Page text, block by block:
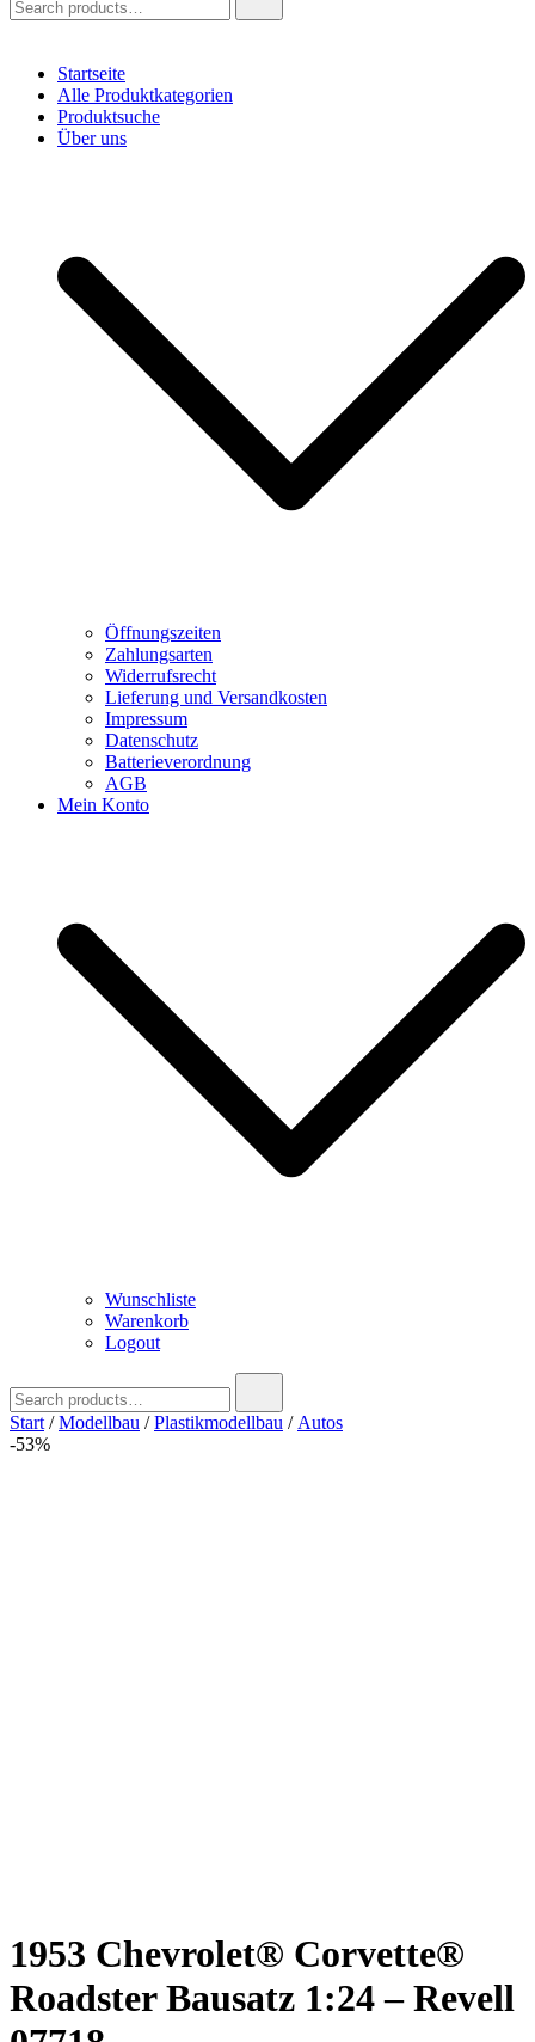
for:
Startseite
Alle Produktkategorien
Produktsuche
Über uns
Öffnungszeiten
Zahlungsarten
Widerrufsrecht
Lieferung und Versandkosten
Impressum
Datenschutz
Batterieverordnung
AGB
Mein Konto
Wunschliste
Warenkorb
Logout
for:
Start /Modellbau /Plastikmodellbau / Autos
-53%
1953 Chevrolet® Corvette®
Roadster Bausatz 1:24 – Revell